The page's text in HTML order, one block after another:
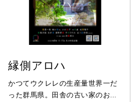
縁側アロハ
かつてウクレレの生産量世界一だ
った群馬県。田舎の古い家のお盆